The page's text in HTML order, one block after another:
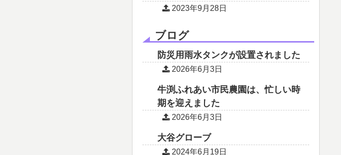
2023年9月28日
ブログ
防災用雨水タンクが設置されました
2026年6月3日
牛渕ふれあい市民農園は、忙しい時
期を迎えました
2026年6月3日
大谷グローブ
2024年6月19日